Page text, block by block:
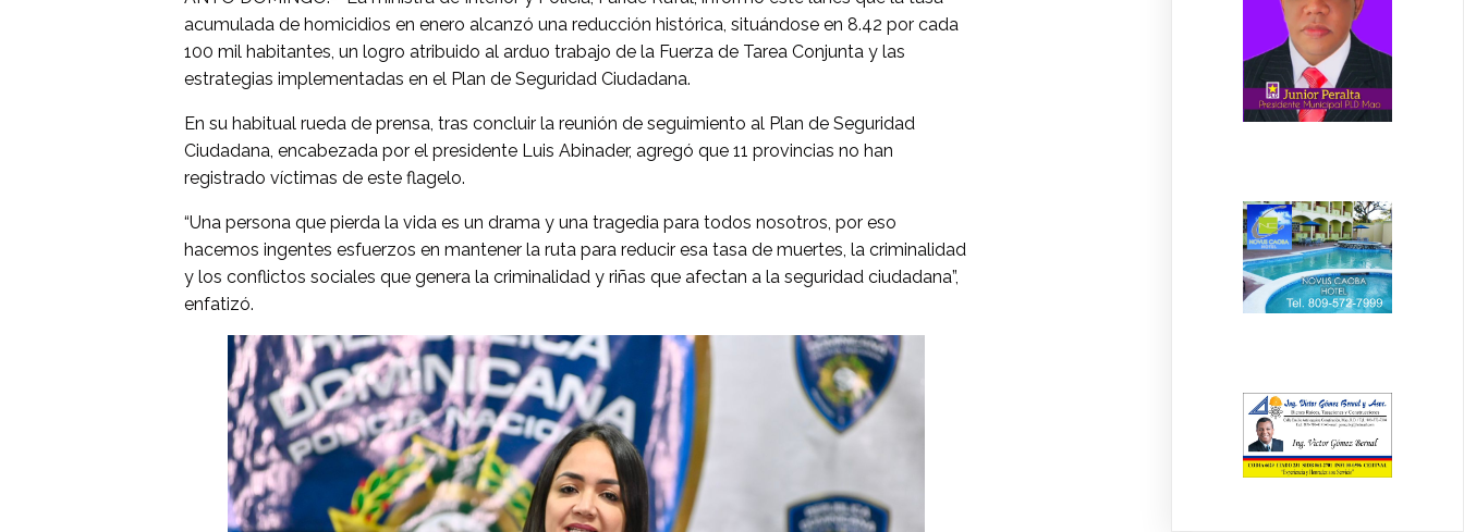
acumulada de homicidios en enero alcanzó una reducción histórica, situándose en 8.42 por cada
100 mil habitantes, un logro atribuido al arduo trabajo de la Fuerza de Tarea Conjunta y las
estrategias implementadas en el Plan de Seguridad Ciudadana.
En su habitual rueda de prensa, tras concluir la reunión de seguimiento al Plan de Seguridad
Ciudadana, encabezada por el presidente Luis Abinader, agregó que 11 provincias no han
registrado víctimas de este flagelo.
“Una persona que pierda la vida es un drama y una tragedia para todos nosotros, por eso
hacemos ingentes esfuerzos en mantener la ruta para reducir esa tasa de muertes, la criminalidad
y los conflictos sociales que genera la criminalidad y riñas que afectan a la seguridad ciudadana”,
enfatizó.